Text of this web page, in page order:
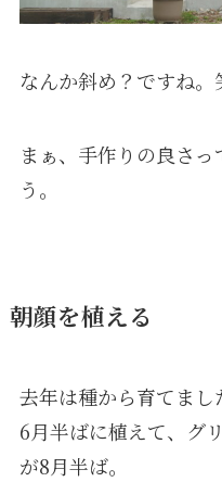
なんか斜め？ですね。
まぁ、手作りの良さ
う。
朝顔を植える
去年は種から育てまし
6月半ばに植えて、グ
が8月半ば。